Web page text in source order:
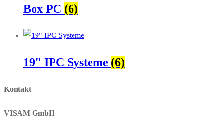
Box PC (6)
19" IPC Systeme (6)
Kontakt
VISAM GmbH